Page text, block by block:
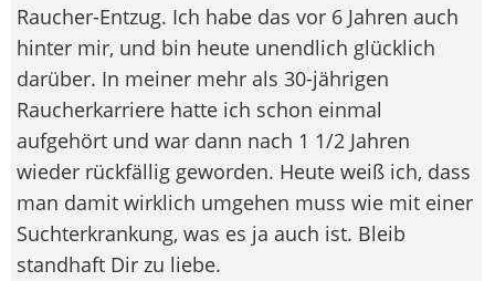
Raucher-Entzug. Ich habe das vor 6 Jahren auch
hinter mir, und bin heute unendlich glücklich
darüber. In meiner mehr als 30-jährigen
Raucherkarriere hatte ich schon einmal
aufgehört und war dann nach 1 1/2 Jahren
wieder rückfällig geworden. Heute weiß ich, dass
man damit wirklich umgehen muss wie mit einer
Suchterkrankung, was es ja auch ist. Bleib
standhaft Dir zu liebe.